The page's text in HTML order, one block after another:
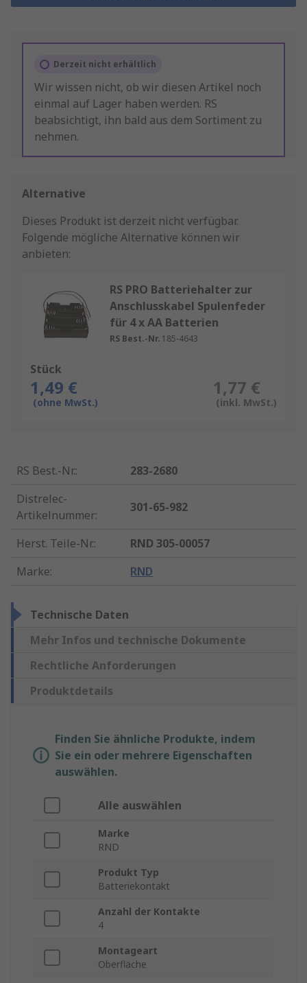
Derzeit nicht erhältlich
Wir wissen nicht, ob wir diesen Artikel noch
einmal auf Lager haben werden. RS
beabsichtigt, ihn bald aus dem Sortiment zu
nehmen.
Alternative
Dieses Produkt ist derzeit nicht verfügbar.
Folgende mögliche Alternative können wir
anbieten:
RS PRO Batteriehalter zur
Anschlusskabel Spulenfeder
für 4 x AA Batterien
RS Best.-Nr. 185-4643
Stück
1,49 €
(ohne MwSt.)
1,77 €
(inkl. MwSt.)
RS Best.-Nr.:
283-2680
Distrelec-
Artikelnummer:
301-65-982
Herst. Teile-Nr.:
RND 305-00057
Marke: RND
Technische Daten
Mehr Infos und technische Dokumente
Rechtliche Anforderungen
Produktdetails
Finden Sie ähnliche Produkte, indem
Sie ein oder mehrere Eigenschaften
auswählen.
Alle auswählen
Marke
RND
Produkt Typ
Batteriekontakt
Anzahl der Kontakte
4
Montageart
Oberfläche